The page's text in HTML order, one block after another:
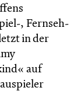
, Fernseh-
in der
auf